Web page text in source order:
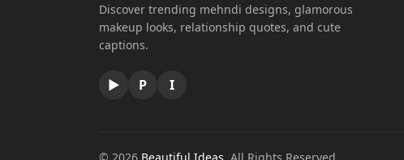
Discover trending mehndi designs, glamorous
makeup looks, relationship quotes, and cute
captions.
▶ P I